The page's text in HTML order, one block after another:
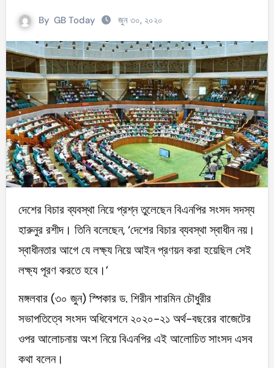
By GB Today জুন ৩০, ২০২০
দেশের বিচার ব্যবস্থা নিয়ে প্রশ্ন তুলেছেন বিএনপির সংসদ সদস্য
হারুনুর রশীদ। তিনি বলেছেন, ‘দেশের বিচার ব্যবস্থা স্বাধীন নয়।
স্বাধীনতার আগে যে লক্ষ্য নিয়ে আইন প্রণয়ন করা হয়েছিল সেই
লক্ষ্য পূরণ করতে হবে।’
মঙ্গলবার (৩০ জুন) স্পিকার ড. শিরীন শারমিন চৌধুরীর
সভাপতিত্বে সংসদ অধিবেশনে ২০২০-২১ অর্থ-বছরের বাজেটের
ওপর আলোচনায় অংশ নিয়ে বিএনপির এই আলোচিত সাংসদ এসব
কথা বলেন।